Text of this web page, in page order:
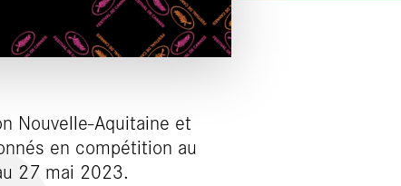
Nouvelle-Aquitaine et
en compétition au
27 mai 2023.